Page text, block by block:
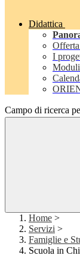
Didattica
I
Campo di ricerca
Home >
Servizi >
Famiglie e
Scuola in